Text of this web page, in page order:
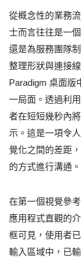
從概念性的業務
士而言往往是一
還是為服務團隊
整理形狀與連接
Paradigm 桌面版
一局面。透過利
者在短短幾秒內
示。這是一項令
覺化之間的差距
的方式進行溝通。
在第一個視覺參
應用程式直觀的
框可見，使用者
輸入區域中，已